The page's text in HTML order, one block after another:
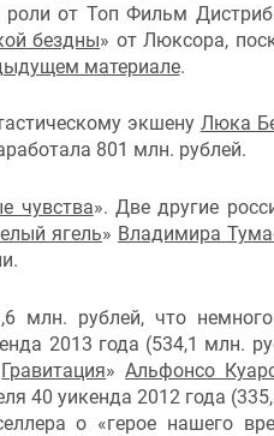
роли от Топ Фильм
бездны» от Люксора,
материале.
экшену Люка
801 млн. рублей.
чувства». Две другие
ягель» Владимира
млн. рублей, что
2013 года (534,1 млн.
Гравитация»Альфонсо
40 уикенда 2012 года
о «герое нашего